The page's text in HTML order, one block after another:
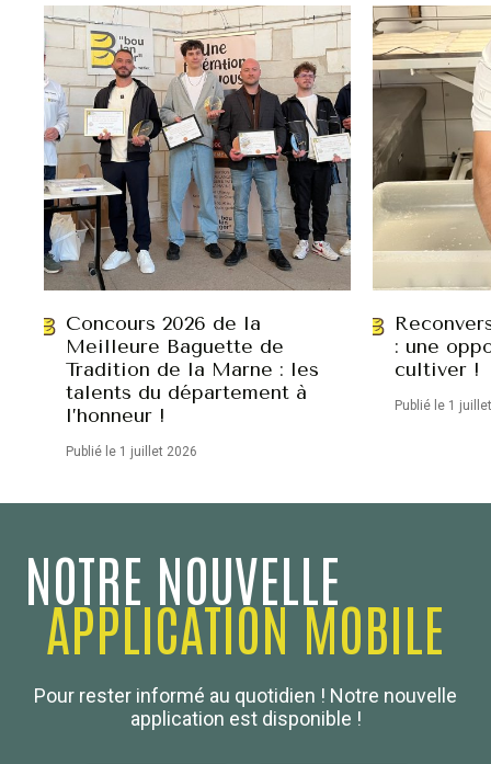
Concours 2026 de la
Meilleure Baguette de
Tradition de la Marne : les
talents du département à
l’honneur !
Publié le 1 juillet 2026
: une
cultiver !
Publié le 1
NOTRE NOUVELLE
APPLICATION MOBILE
Pour rester informé au quotidien ! Notre nouvelle
application est disponible !
Boulanger de France